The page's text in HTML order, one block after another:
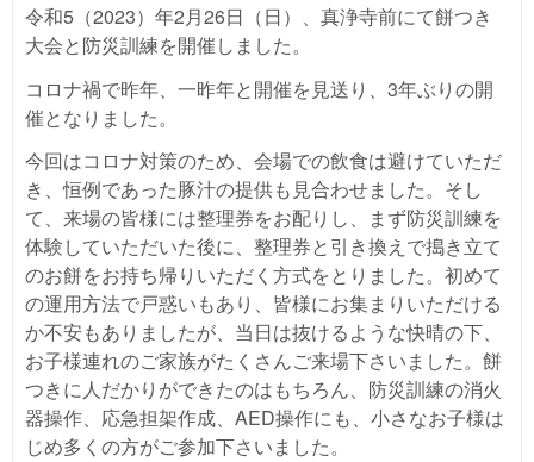
令和5（2023）年2月26日（日）、真浄寺前にて餅つき
大会と防災訓練を開催しました。
コロナ禍で昨年、一昨年と開催を見送り、3年ぶりの開
催となりました。
今回はコロナ対策のため、会場での飲食は避けていただ
き、恒例であった豚汁の提供も見合わせました。そし
て、来場の皆様には整理券をお配りし、まず防災訓練を
体験していただいた後に、整理券と引き換えで搗き立て
のお餅をお持ち帰りいただく方式をとりました。初めて
の運用方法で戸惑いもあり、皆様にお集まりいただける
か不安もありましたが、当日は抜けるような快晴の下、
お子様連れのご家族がたくさんご来場下さいました。餅
つきに人だかりができたのはもちろん、防災訓練の消火
器操作、応急担架作成、AED操作にも、小さなお子様は
じめ多くの方がご参加下さいました。